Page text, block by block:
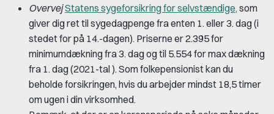
OvervejStatens sygeforsikring for selvstændige, som
giver dig ret til sygedagpenge fra enten 1. eller 3. dag (i
stedet for på 14.-dagen). Priserne er 2.395 for
minimumdækning fra 3. dag og til 5.554 for max dækning
fra 1. dag (2021-tal ). Som folkepensionist kan du
beholde forsikringen, hvis du arbejder mindst 18,5 timer
om ugen i din virksomhed.